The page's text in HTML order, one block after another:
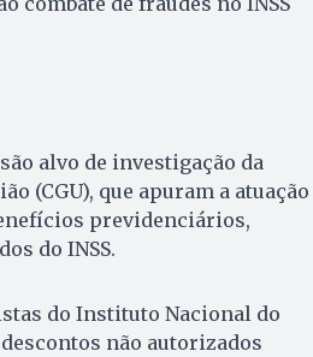
alvo de investigação da
(CGU), que apuram a atuação
previdenciários,
do INSS.
do Instituto Nacional do
não autorizados